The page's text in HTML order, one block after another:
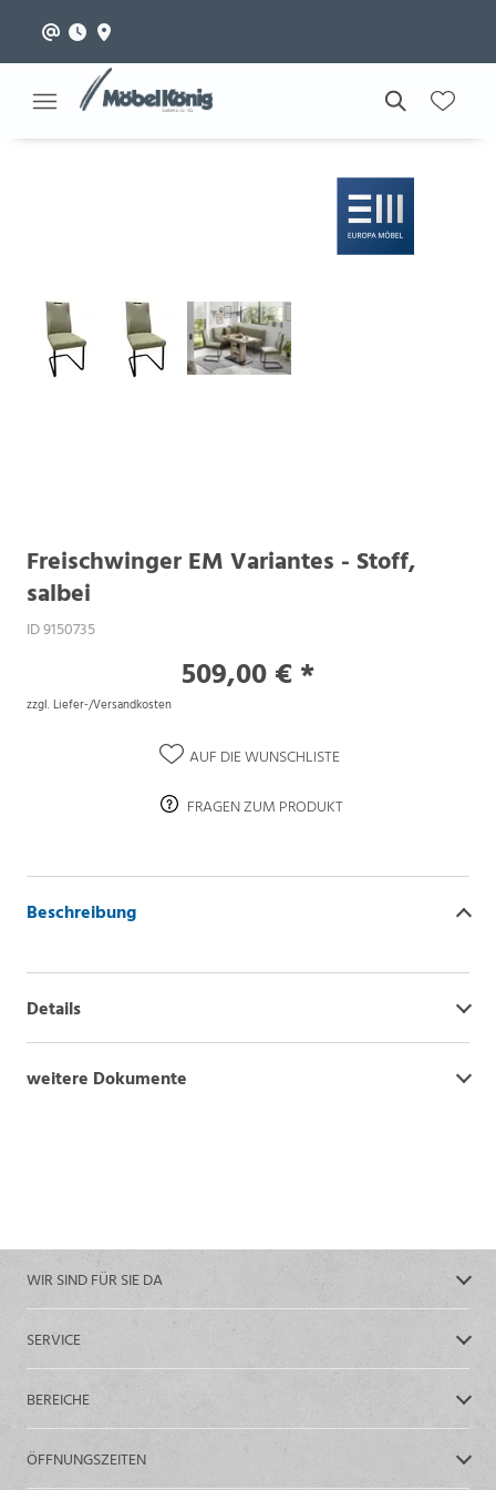
Freischwinger EM Variantes - Stoff,
salbei
ID 9150735
509,00 € *
zzgl. Liefer-/Versandkosten
AUF DIE WUNSCHLISTE
FRAGEN ZUM PRODUKT
Beschreibung
Details
weitere Dokumente
WIR SIND FÜR SIE DA
SERVICE
BEREICHE
ÖFFNUNGSZEITEN